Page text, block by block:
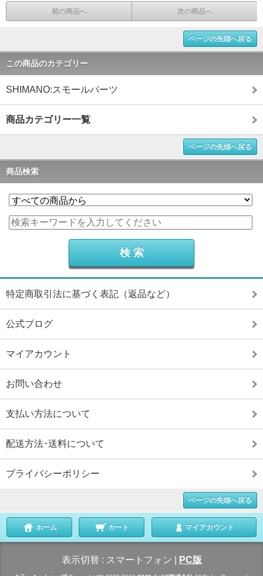
前の商品へ 次の商品へ
ページの先頭へ戻る
この商品のカテゴリー
SHIMANO:スモールパーツ
商品カテゴリー一覧
ページの先頭へ戻る
商品検索
特定商取引法に基づく表記（返品など）
公式ブログ
マイアカウント
お問い合わせ
支払い方法について
配送方法･送料について
プライバシーポリシー
ページの先頭へ戻る
ホーム カート マイアカウント
表示切替 : スマートフォン PC版